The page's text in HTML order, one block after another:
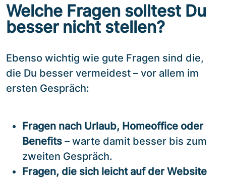
Welche Fragen solltest Du
besser nicht stellen?
Ebenso wichtig wie gute Fragen sind die,
die Du besser vermeidest – vor allem im
ersten Gespräch:
Fragen nach Urlaub, Homeoffice oder
Benefits – warte damit besser bis zum
zweiten Gespräch.
Fragen, die sich leicht auf der Website